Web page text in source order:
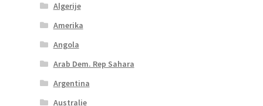
Algerije
Amerika
Angola
Arab Dem. Rep Sahara
Argentina
Australie